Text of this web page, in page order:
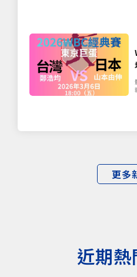
更多
近期熱